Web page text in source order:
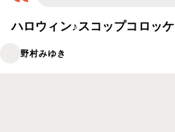
ハロウィン♪スコップコロッケ
野村みゆき